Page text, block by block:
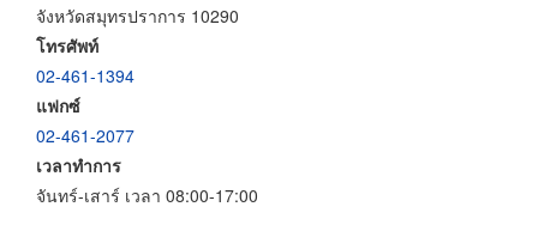
จังหวัดสมุทรปราการ 10290
โทรศัพท์
02-461-1394
แฟกซ์
02-461-2077
เวลาทำการ
จันทร์-เสาร์ เวลา 08:00-17:00